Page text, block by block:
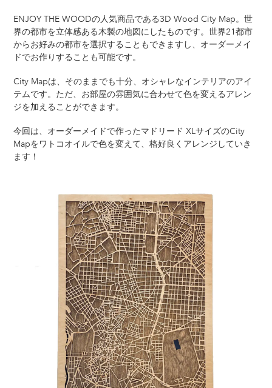
ENJOY THE WOODの人気商品である3D Wood City Map。世
界の都市を立体感ある木製の地図にしたものです。世界21都市
からお好みの都市を選択することもできますし、オーダーメイ
ドでお作りすることも可能です。
City Mapは、そのままでも十分、オシャレなインテリアのアイ
テムです。ただ、お部屋の雰囲気に合わせて色を変えるアレン
ジを加えることができます。
今回は、オーダーメイドで作ったマドリード XLサイズのCity
Mapをワトコオイルで色を変えて、格好良くアレンジしていき
ます！